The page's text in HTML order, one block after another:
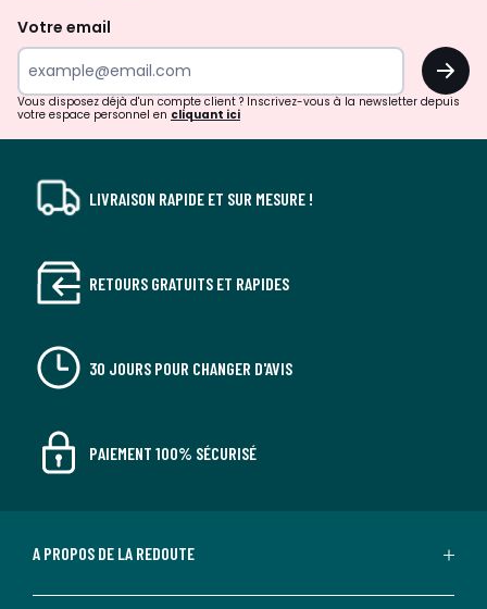
surprises?
Votre email
OK
Vous disposez déjà d'un compte client ? Inscrivez-vous à la newsletter depuis
votre espace personnel en cliquant ici
LIVRAISON RAPIDE ET SUR MESURE !
RETOURS GRATUITS ET RAPIDES
30 JOURS POUR CHANGER D'AVIS
PAIEMENT 100% SÉCURISÉ
A PROPOS DE LA REDOUTE